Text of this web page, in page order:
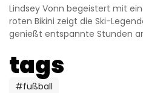
Lindsey Vonn begeistert mit
roten Bikini zeigt die Ski-
genießt entspannte Stunden
tags
#fußball